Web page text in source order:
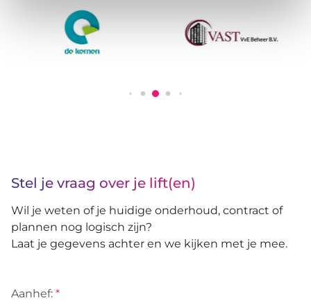
Stel je vraag over je lift(en)
Wil je weten of je huidige onderhoud, contract of
plannen nog logisch zijn?
Laat je gegevens achter en we kijken met je mee.
Aanhef: *